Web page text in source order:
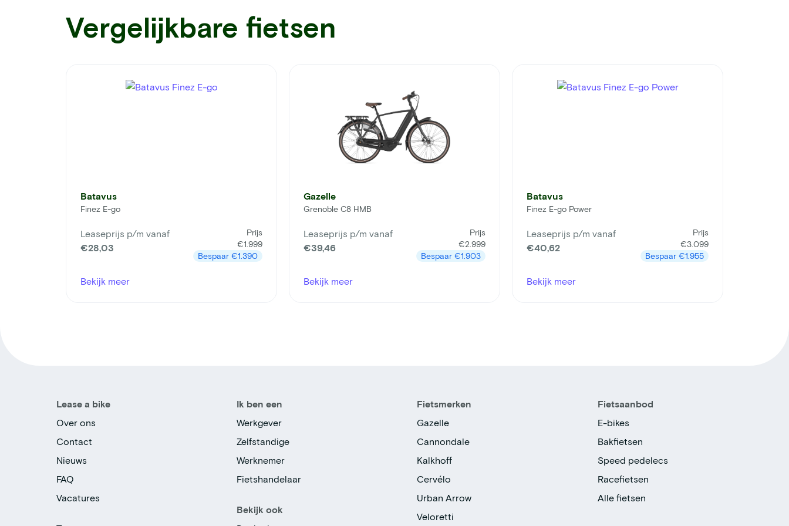
Vergelijkbare fietsen
Batavus
Finez E-go
Leaseprijs p/m vanaf
€28,03
Prijs
€1.999
Bespaar €1.390
Bekijk meer
Gazelle
Grenoble C8 HMB
Leaseprijs p/m vanaf
€39,46
Prijs
€2.999
Bespaar €1.903
Bekijk meer
Batavus
Finez E-go Power
Leaseprijs p/m vanaf
€40,62
Prijs
€3.099
Bespaar €1.955
Bekijk meer
Lease a bike
Over ons
Contact
Nieuws
FAQ
Vacatures
Ik ben een
Werkgever
Zelfstandige
Werknemer
Fietshandelaar
Bekijk ook
Fietsmerken
Gazelle
Cannondale
Kalkhoff
Cervélo
Urban Arrow
Veloretti
Fietsaanbod
E-bikes
Bakfietsen
Speed pedelecs
Racefietsen
Alle fietsen